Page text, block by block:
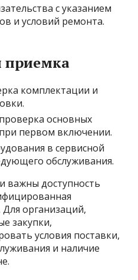
с указанием
и условий ремонта.
приемка
комплектации и
основных
первом включении.
в сервисной
обслуживания.
важны доступность
Для организаций,
закупки,
условия поставки,
и наличие